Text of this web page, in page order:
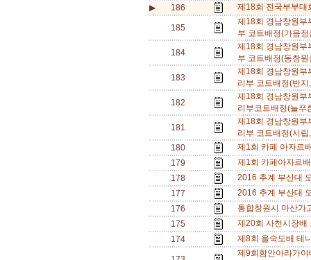
▶
186 제18회 전국부부대
185
제18회 경남창원부
부 코트배정(가음
184
제18회 경남창원부
부 코트배정(동창
183
제18회 경남창원부
리부 코트배정(반
182
제18회 경남창원부
리부코트배정(늘
181
제18회 경남창원부
리부 코트배정(시
180
제1회 카페 아자르
179
제1회 카페아자르
178
2016 추계 부산대
177
2016 추계 부산대
176
통합창원시 마산가
175
제20회 사천시장
174
제8회 을숙도배 테
제9회함안아라가